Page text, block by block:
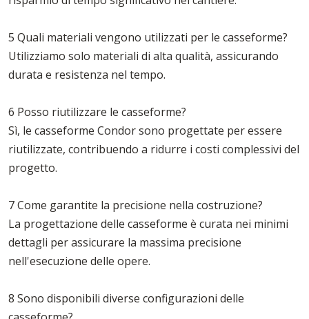
5 Quali materiali vengono utilizzati per le casseforme?
Utilizziamo solo materiali di alta qualità, assicurando
durata e resistenza nel tempo.
6 Posso riutilizzare le casseforme?
Sì, le casseforme Condor sono progettate per essere
riutilizzate, contribuendo a ridurre i costi complessivi del
progetto.
7 Come garantite la precisione nella costruzione?
La progettazione delle casseforme è curata nei minimi
dettagli per assicurare la massima precisione
nell'esecuzione delle opere.
8 Sono disponibili diverse configurazioni delle